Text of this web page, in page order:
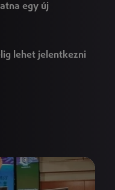
egy új
lehet jelentkezni